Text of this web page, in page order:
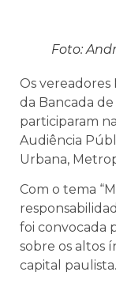
Foto:
Os vereadores
da Bancada
participaram
Audiência
Urbana,
Com o tema
foi convocada
sobre os altos
capital paulista.